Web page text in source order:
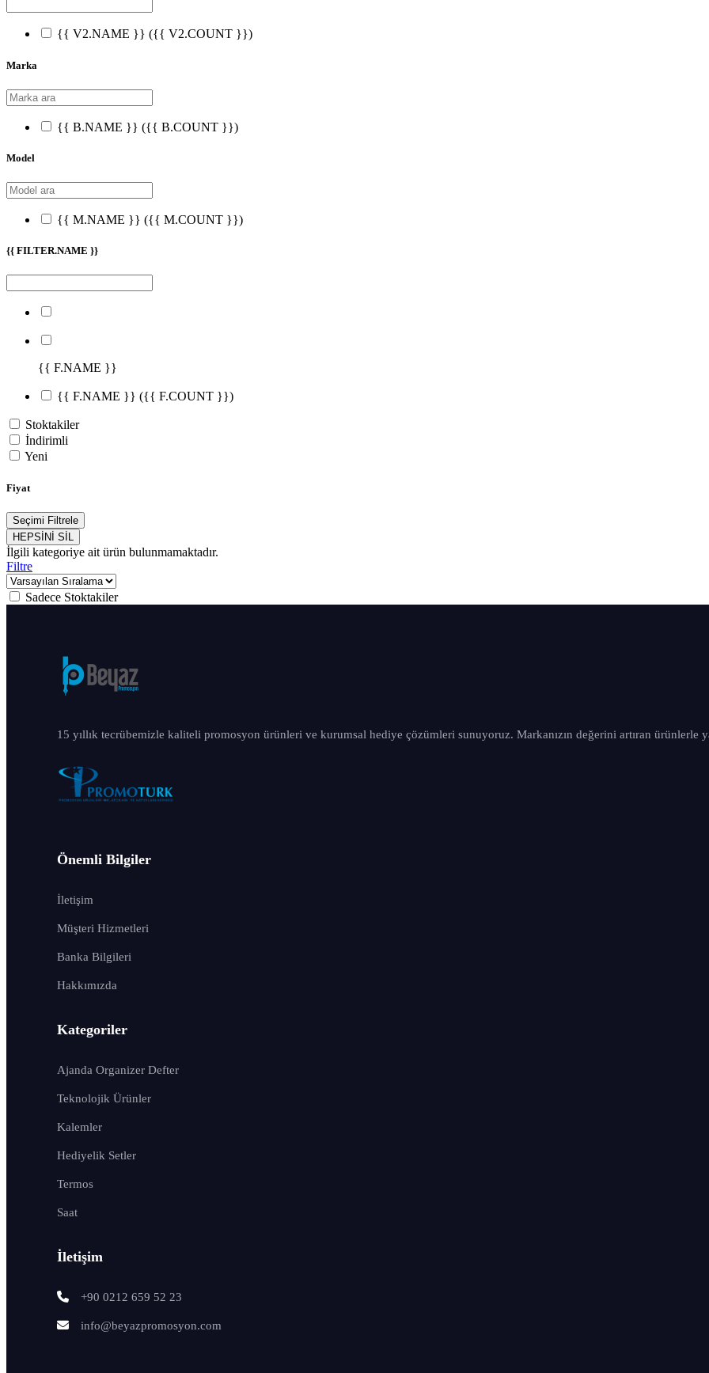
{{ V2.NAME }} ({{ V2.COUNT }})
Marka
{{ B.NAME }} ({{ B.COUNT }})
Model
{{ M.NAME }} ({{ M.COUNT }})
{{ FILTER.NAME }}
{{ F.NAME }}
{{ F.NAME }} ({{ F.COUNT }})
Stoktakiler
İndirimli
Yeni
Fiyat
Seçimi Filtrele
HEPSİNİ SİL
İlgili kategoriye ait ürün bulunmamaktadır.
Filtre
Sadece Stoktakiler
15 yıllık tecrübemizle kaliteli promosyon ürünleri ve kurumsal hediye çözümleri sunuyoruz. Markanızın değerini artıran ürünlerle
Önemli Bilgiler
İletişim
Müşteri Hizmetleri
Banka Bilgileri
Hakkımızda
Kategoriler
Ajanda Organizer Defter
Teknolojik Ürünler
Kalemler
Hediyelik Setler
Termos
Saat
İletişim
+90 0212 659 52 23
info@beyazpromosyon.com